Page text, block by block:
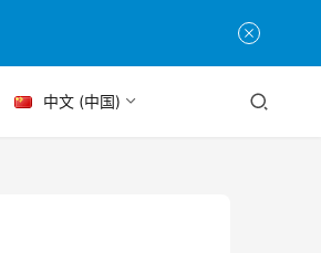
中文 (中国)